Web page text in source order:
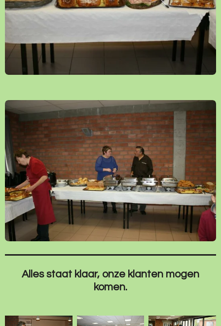
Alles staat klaar, onze klanten mogen
komen.